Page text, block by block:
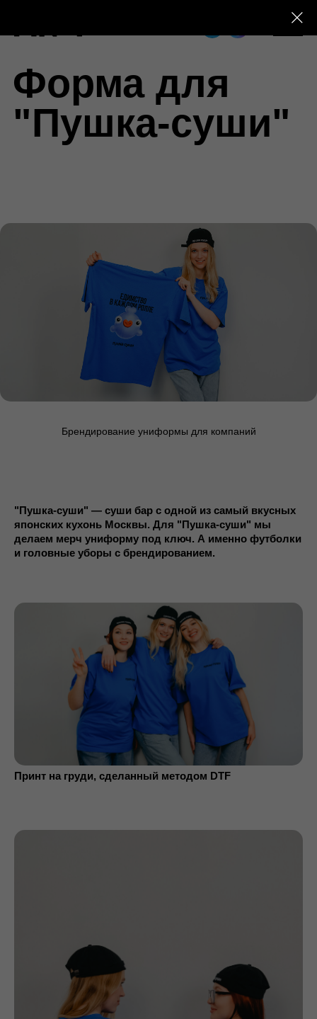
"Пушка-суши"
Брендирование униформы для компаний
"Пушка-суши" — суши бар с одной из самый вкусных
японских кухонь Москвы. Для "Пушка-суши" мы
делаем мерч униформу под ключ. А именно футболки
и головные уборы с брендированием.
Принт на груди, сделанный методом DTF